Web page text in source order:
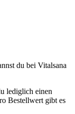
du bei Vitalsana
lediglich einen
Bestellwert gibt es